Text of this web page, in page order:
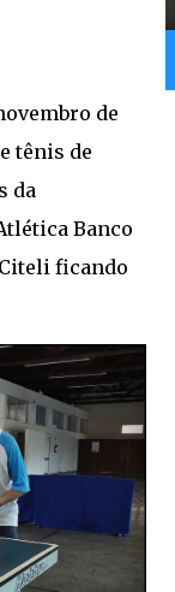
de
tênis de
da
Banco
ficando